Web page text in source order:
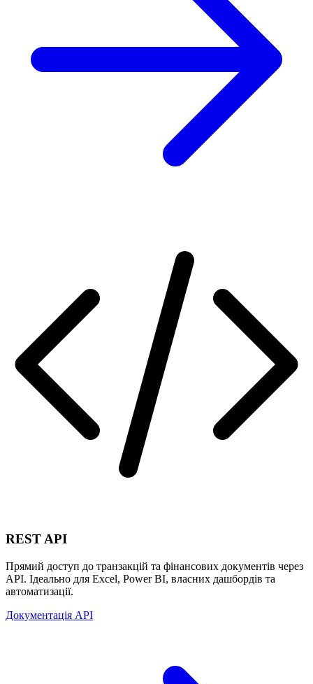
REST API
Прямий доступ до транзакцій та фінансових документів через
API. Ідеально для Excel, Power BI, власних дашбордів та
автоматизації.
Документація API